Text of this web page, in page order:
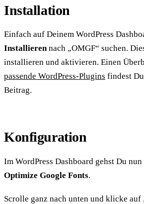
Installation
Einfach auf Deinem WordPress
Installierennach „OMGF“ suchen.
installieren und aktivieren. Einen
passende WordPress-Plugins findest
Beitrag.
Konfiguration
Im WordPress Dashboard gehst Du
Optimize Google Fonts.
Scrolle ganz nach unten und klicke auf